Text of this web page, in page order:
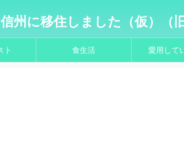
州に移住しました（仮）（
ト 食生活 愛用して